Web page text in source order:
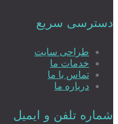
دسترسی سریع
طراحی سایت
خدمات ما
تماس با ما
درباره ما
شماره تلفن و ایمیل